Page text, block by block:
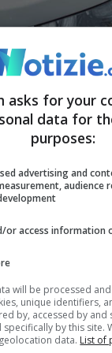
sulla
possono
però,
possono
quelli
che
o altre utilità;
noleggio e
asks for your
data for
purposes:
advertising and
audience
or access information
will be processed
unique identifiers,
by, accessed by and
by this site.
data. List of